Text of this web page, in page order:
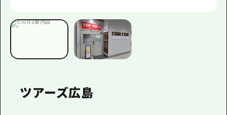
ツアーズ広島